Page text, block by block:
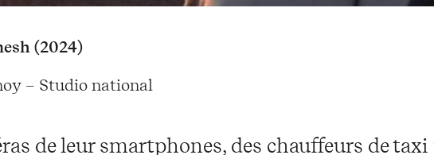
(2024)
– Studio national
de leur smartphones, des chauffeurs de